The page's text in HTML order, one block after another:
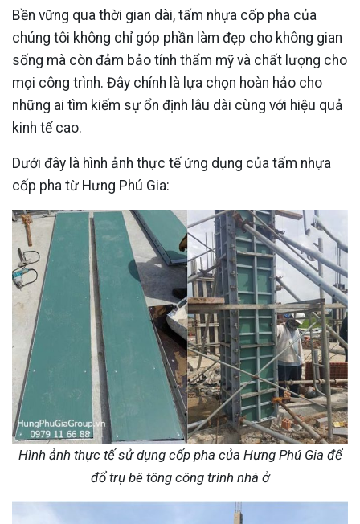
Bền vững qua thời gian dài, tấm nhựa cốp pha của
chúng tôi không chỉ góp phần làm đẹp cho không gian
sống mà còn đảm bảo tính thẩm mỹ và chất lượng cho
mọi công trình. Đây chính là lựa chọn hoàn hảo cho
những ai tìm kiếm sự ổn định lâu dài cùng với hiệu quả
kinh tế cao.
Dưới đây là hình ảnh thực tế ứng dụng của tấm nhựa
cốp pha từ Hưng Phú Gia:
Hình ảnh thực tế sử dụng cốp pha của Hưng Phú Gia để
đổ trụ bê tông công trình nhà ở